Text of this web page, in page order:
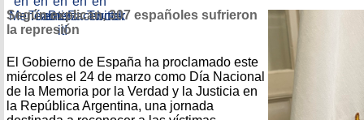
Según explican, 307 españoles sufrieron
la represión
El Gobierno de España ha proclamado este
miércoles el 24 de marzo como Día Nacional
de la Memoria por la Verdad y la Justicia en
la República Argentina, una jornada